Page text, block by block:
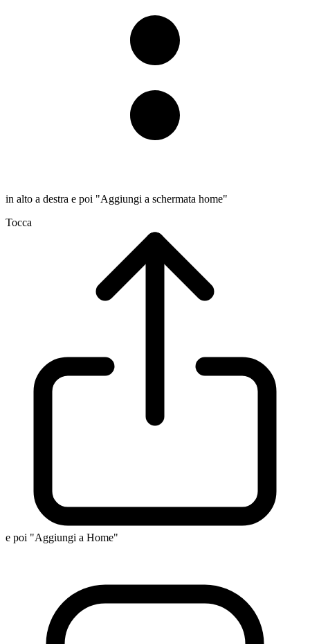
in alto a destra e poi "Aggiungi a schermata home"
Tocca
e poi "Aggiungi a Home"